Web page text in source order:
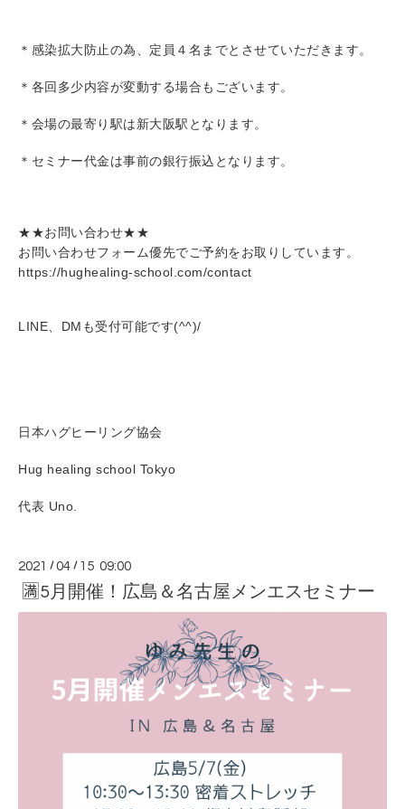
＊感染拡大防止の為、定員４名までとさせていただきます。
＊各回多少内容が変動する場合もございます。
＊会場の最寄り駅は新大阪駅となります。
＊セミナー代金は事前の銀行振込となります。
★★お問い合わせ★★
お問い合わせフォーム優先でご予約をお取りしています。
https://hughealing-school.com/contact
LINE、DMも受付可能です(^^)/
日本ハグヒーリング協会
Hug healing school Tokyo
代表 Uno.
2021 /04 / 15 09:00
🈵5月開催！広島＆名古屋メンエスセミナー